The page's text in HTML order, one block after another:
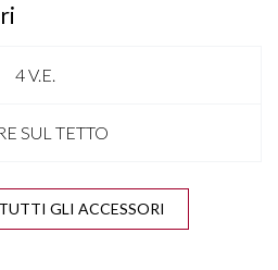
4 V.E.
SUL TETTO
SPOT ASSIST
VISUALIZZA TUTTI GLI ACCESSORI